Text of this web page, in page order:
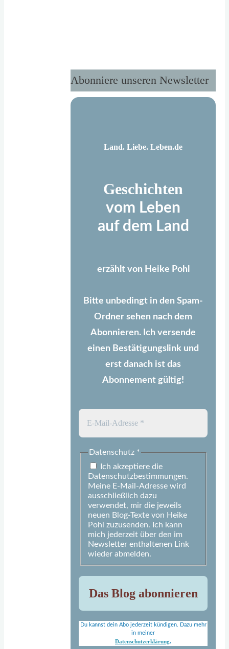
Familientradition"
Abonniere unseren Newsletter
Land. Liebe. Leben.de
Geschichten
vom Leben
auf dem Land
erzählt von Heike Pohl
Bitte unbedingt in den Spam-
Ordner sehen nach dem
Abonnieren. Ich versende
einen Bestätigungslink und
erst danach ist das
Abonnement gültig!
Datenschutz *
Ich akzeptiere die
Datenschutzbestimmungen.
Meine E-Mail-Adresse wird
ausschließlich dazu
verwendet, mir die jeweils
neuen Blog-Texte von Heike
Pohl zuzusenden. Ich kann
mich jederzeit über den im
Newsletter enthaltenen Link
wieder abmelden.
Du kannst dein Abo jederzeit kündigen. Dazu mehr
in meiner
Datenschutzerklärung.